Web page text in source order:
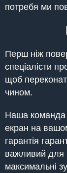
потребя ми
Перш ніж
спеціалісти
щоб
чином.
Наша команда
екран на
гарантія
важливий для
максимальні